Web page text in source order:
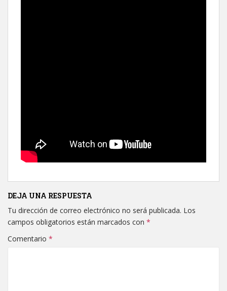
DEJA UNA RESPUESTA
Tu dirección de correo electrónico no será publicada. Los
campos obligatorios están marcados con *
Comentario *